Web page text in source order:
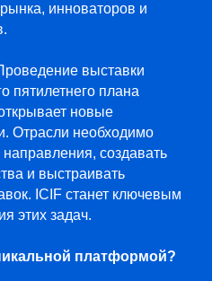
инноваторов и
выставки
пятилетнего плана
новые
Отрасли необходимо
создавать
и выстраивать
ICIF станет ключевым
этих задач.
платформой?